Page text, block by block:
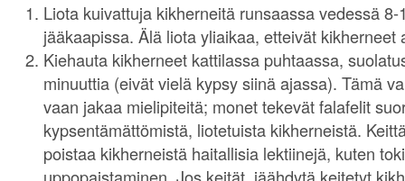
Liota kuivattuja kikherneitä runsaassa vedessä
jääkaapissa. Älä liota yliaikaa, etteivät kikherneet
Kiehauta kikherneet kattilassa puhtaassa,
minuuttia (eivät vielä kypsy siinä ajassa). Tämä
vaan jakaa mielipiteitä; monet tekevät falafelit
kypsentämättömistä, liotetuista kikherneistä.
poistaa kikherneistä haitallisia lektiinejä, kuten